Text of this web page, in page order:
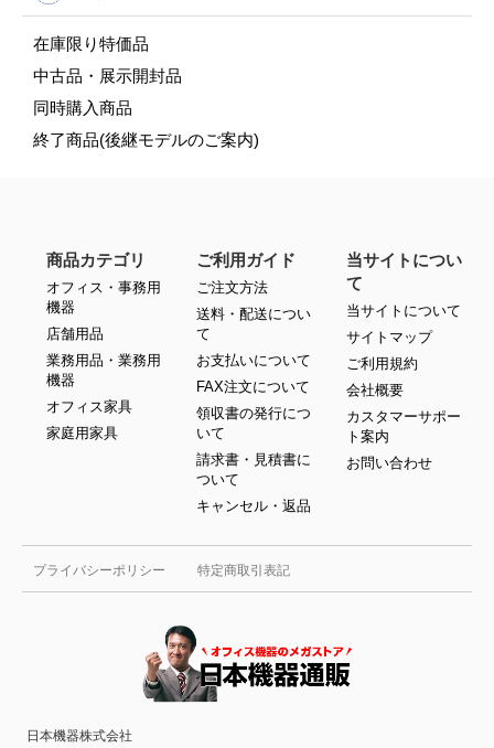
在庫限り特価品
中古品・展示開封品
同時購入商品
終了商品(後継モデルのご案内)
プライバシーポリシー 特定商取引表記
日本機器株式会社
商品カテゴリ
オフィス・事務用
機器
店舗用品
業務用品・業務用
機器
オフィス家具
家庭用家具
ご利用ガイド
ご注文方法
送料・配送につい
て
お支払いについて
FAX注文について
領収書の発行につ
いて
請求書・見積書に
ついて
キャンセル・返品
当サイトについ
て
当サイトについて
サイトマップ
ご利用規約
会社概要
カスタマーサポー
ト案内
お問い合わせ